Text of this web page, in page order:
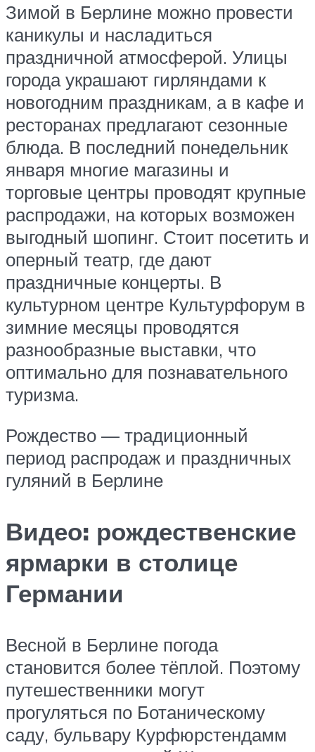
Зимой в Берлине можно провести
каникулы и насладиться
праздничной атмосферой. Улицы
города украшают гирляндами к
новогодним праздникам, а в кафе и
ресторанах предлагают сезонные
блюда. В последний понедельник
января многие магазины и
торговые центры проводят крупные
распродажи, на которых возможен
выгодный шопинг. Стоит посетить и
оперный театр, где дают
праздничные концерты. В
культурном центре Культурфорум в
зимние месяцы проводятся
разнообразные выставки, что
оптимально для познавательного
туризма.
Рождество — традиционный
период распродаж и праздничных
гуляний в Берлине
Видео: рождественские
ярмарки в столице
Германии
Весной в Берлине погода
становится более тёплой. Поэтому
путешественники могут
прогуляться по Ботаническому
саду, бульвару Курфюрстендамм